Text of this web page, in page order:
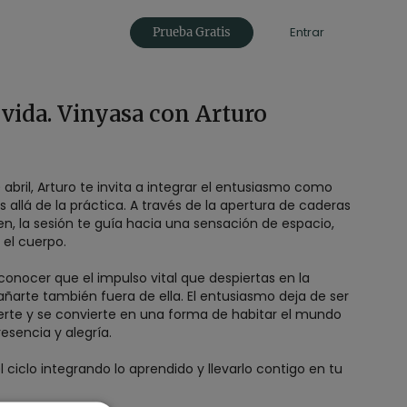
Prueba Gratis Entrar
Vinyasa con Arturo
Arturo te invita a integrar el entusiasmo como
allá de la práctica. A través de la apertura de caderas
la sesión te guía hacia una sensación de espacio,
cuerpo.
que el impulso vital que despiertas en la
también fuera de ella. El entusiasmo deja de ser
y se convierte en una forma de habitar el mundo
y alegría.
ciclo integrando lo aprendido y llevarlo contigo en tu